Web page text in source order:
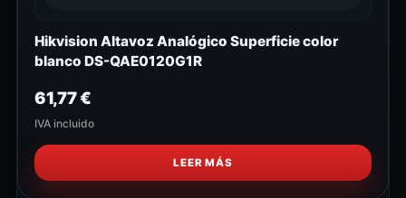
Hikvision Altavoz Analógico Superficie color
blanco DS-QAE0120G1R
61,77€
IVA incluido
LEER MÁS